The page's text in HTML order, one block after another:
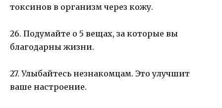
токсинов в организм через кожу.
26. Подумайте о 5 вещах, за которые вы
благодарны жизни.
27. Улыбайтесь незнакомцам. Это улучшит
ваше настроение.